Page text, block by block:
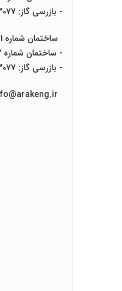
- بازرسی گاز: 34223077 086
ساختمان شماره 1: 33144660 086.
- ساختمان شماره 2: 32222083 086
- بازرسی گاز: 34223077 086